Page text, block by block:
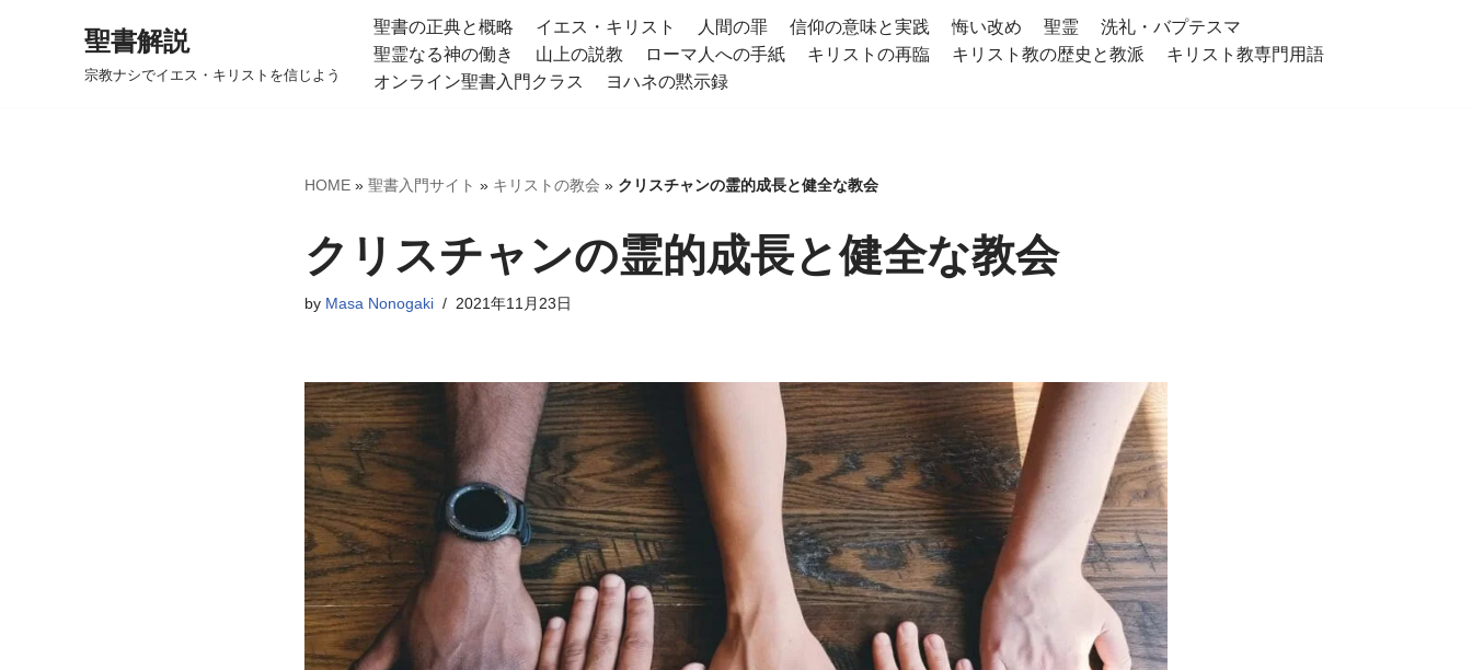
聖書解説
宗教ナシでイエス・キリストを信じよう
聖書の正典と概略 イエス・キリスト 人間の罪 信仰の意味と実践 悔い改め 聖霊
洗礼・バプテスマ
聖霊なる神の働き
山上の説教 ローマ人への手紙 キリストの再臨 キリスト教の歴史と教派
キリスト教専門用語
オンライン聖書入門クラス
ヨハネの黙示録
HOME »聖書入門サイト » キリストの教会 » クリスチャンの霊的成長と健全な教会
クリスチャンの霊的成長と健全な教会
by Masa Nonogaki 2021年11月23日